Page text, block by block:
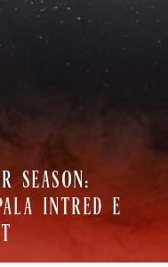
SEASON:
INTRED E